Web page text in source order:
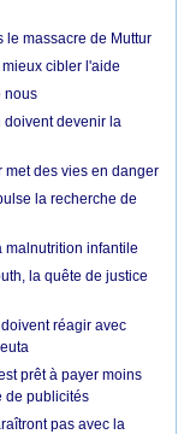
le massacre de Muttur
cibler l'aide
nous
doivent devenir la
met des vies en danger
la recherche de
malnutrition infantile
la quête de justice
réagir avec
prêt à payer moins
de publicités
pas avec la